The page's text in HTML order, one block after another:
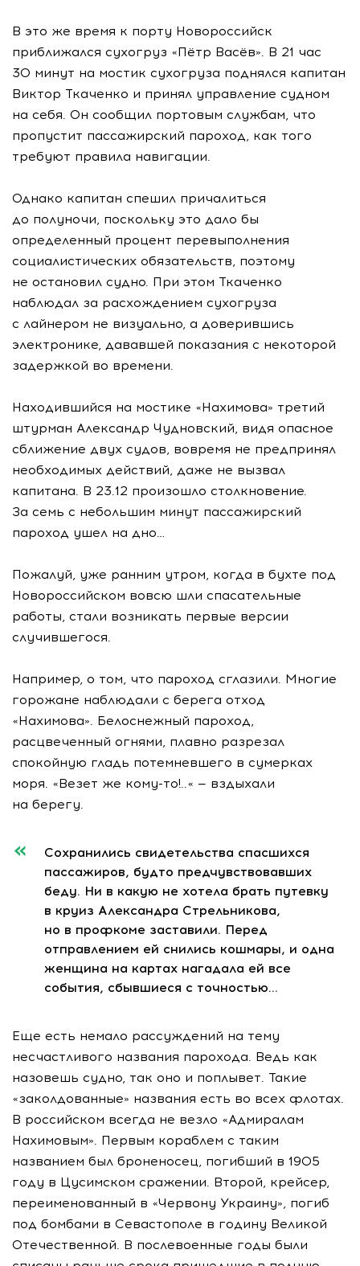
В это же время к порту Новороссийск
приближался сухогруз «Пётр Васёв». В 21 час
30 минут на мостик сухогруза поднялся капитан
Виктор Ткаченко и принял управление судном
на себя. Он сообщил портовым службам, что
пропустит пассажирский пароход, как того
требуют правила навигации.
Однако капитан спешил причалиться
до полуночи, поскольку это дало бы
определенный процент перевыполнения
социалистических обязательств, поэтому
не остановил судно. При этом Ткаченко
наблюдал за расхождением сухогруза
с лайнером не визуально, а доверившись
электронике, дававшей показания с некоторой
задержкой во времени.
Находившийся на мостике «Нахимова» третий
штурман Александр Чудновский, видя опасное
сближение двух судов, вовремя не предпринял
необходимых действий, даже не вызвал
капитана. В 23.12 произошло столкновение.
За семь с небольшим минут пассажирский
пароход ушел на дно…
Пожалуй, уже ранним утром, когда в бухте под
Новороссийском вовсю шли спасательные
работы, стали возникать первые версии
случившегося.
Например, о том, что пароход сглазили. Многие
горожане наблюдали с берега отход
«Нахимова». Белоснежный пароход,
расцвеченный огнями, плавно разрезал
спокойную гладь потемневшего в сумерках
моря. «Везет же кому-то!..« — вздыхали
на берегу.
Сохранились свидетельства спасшихся
пассажиров, будто предчувствовавших
беду. Ни в какую не хотела брать путевку
в круиз Александра Стрельникова,
но в профкоме заставили. Перед
отправлением ей снились кошмары, и одна
женщина на картах нагадала ей все
события, сбывшиеся с точностью…
Еще есть немало рассуждений на тему
несчастливого названия парохода. Ведь как
назовешь судно, так оно и поплывет. Такие
«заколдованные» названия есть во всех флотах.
В российском всегда не везло «Адмиралам
Нахимовым». Первым кораблем с таким
названием был броненосец, погибший в 1905
году в Цусимском сражении. Второй, крейсер,
переименованный в «Червону Украину», погиб
под бомбами в Севастополе в годину Великой
Отечественной. В послевоенные годы были